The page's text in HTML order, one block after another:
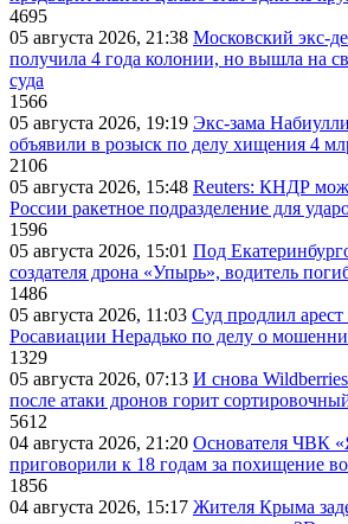
4695
05 августа 2026, 21:38 Московский экс-
получила 4 года колонии, но вышла на
суда
1566
05 августа 2026, 19:19 Экс-зама
объявили в розыск по делу хищения 4
2106
05 августа 2026, 15:48 Reuters: КНДР
России ракетное подразделение для
1596
05 августа 2026, 15:01 Под
создателя дрона «Упырь», водитель
1486
05 августа 2026, 11:03 Суд продлил
Росавиации Нерадько по делу о
1329
05 августа 2026, 07:13 И снова
после атаки дронов горит
5612
04 августа 2026, 21:20 Основателя ЧВК
приговорили к 18 годам за похищение
1856
04 августа 2026, 15:17 Жителя Крыма